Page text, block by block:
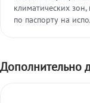
климатических
по паспорту на
Дополнительно